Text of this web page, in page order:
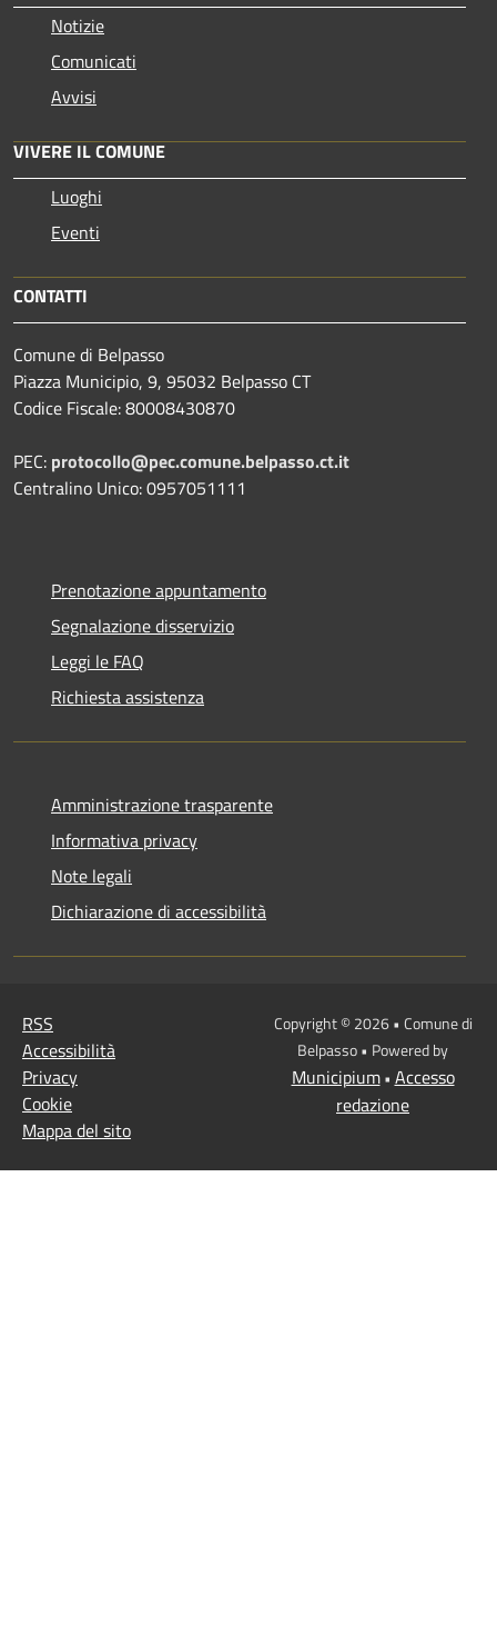
Notizie
Comunicati
Avvisi
VIVERE IL COMUNE
Luoghi
Eventi
CONTATTI
Comune di Belpasso
Piazza Municipio, 9, 95032 Belpasso CT
Codice Fiscale: 80008430870
PEC: protocollo@pec.comune.belpasso.ct.it
Centralino Unico: 0957051111
Prenotazione appuntamento
Segnalazione disservizio
Leggi le FAQ
Richiesta assistenza
Amministrazione trasparente
Informativa privacy
Note legali
Dichiarazione di accessibilità
RSS
Accessibilità
Privacy
Cookie
Mappa del sito
Copyright © 2026 • Comune di
Belpasso • Powered by
Municipium• Accesso
redazione